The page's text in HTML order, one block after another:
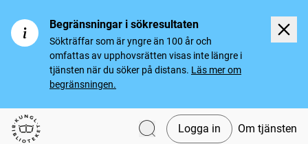
Begränsningar i sökresultaten
Sökträffar som är yngre än 100 år och
omfattas av upphovsrätten visas inte längre i
tjänsten när du söker på distans. Läs mer om
begränsningen.
Svenska tidningar
Logga in Om tjänsten